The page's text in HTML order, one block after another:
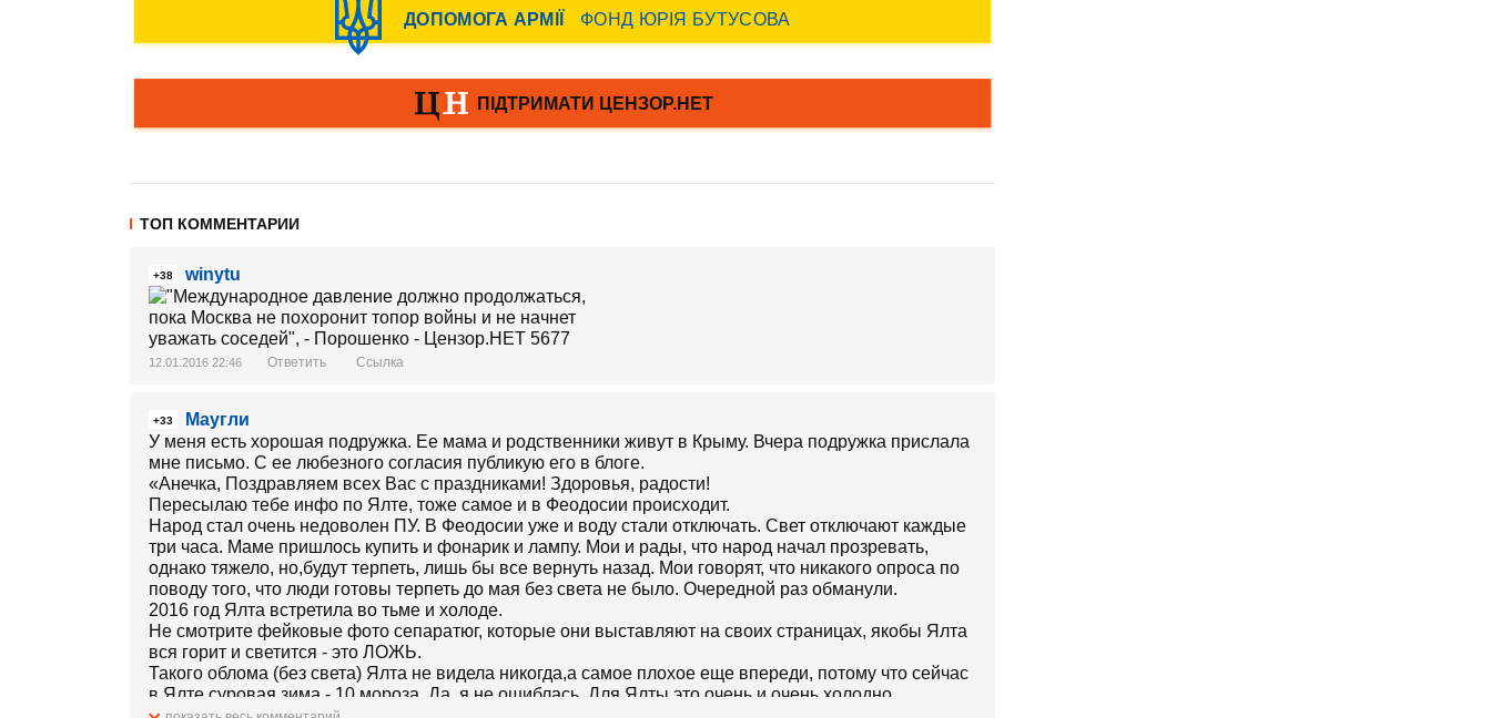
ТОП КОММЕНТАРИИ
+38 winytu
12.01.2016 22:46 Ответить Ссылка
+33
Маугли
У меня есть хорошая подружка. Ее мама и родственники живут в Крыму. Вчера подружка прислала
мне письмо. С ее любезного согласия публикую его в блоге.
«Анечка, Поздравляем всех Вас с праздниками! Здоровья, радости!
Пересылаю тебе инфо по Ялте, тоже самое и в Феодосии происходит.
Народ стал очень недоволен ПУ. В Феодосии уже и воду стали отключать. Свет отключают каждые
три часа. Маме пришлось купить и фонарик и лампу. Мои и рады, что народ начал прозревать,
однако тяжело, но,будут терпеть, лишь бы все вернуть назад. Мои говорят, что никакого опроса по
поводу того, что люди готовы терпеть до мая без света не было. Очередной раз обманули.
2016 год Ялта встретила во тьме и холоде.
Не смотрите фейковые фото сепаратюг, которые они выставляют на своих страницах, якобы Ялта
вся горит и светится - это ЛОЖЬ.
Такого облома (без света) Ялта не видела никогда,а самое плохое еще впереди, потому что сейчас
в Ялте суровая зима - 10 мороза. Да, я не ошиблась. Для Ялты это очень и очень холодно.